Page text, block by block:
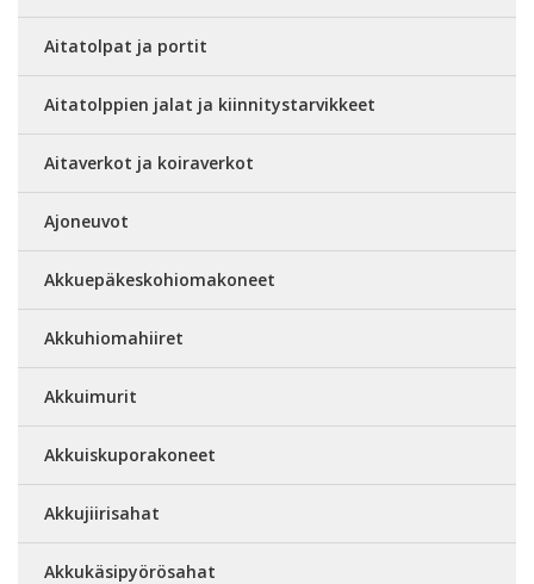
Aitatolpat ja portit
Aitatolppien jalat ja kiinnitystarvikkeet
Aitaverkot ja koiraverkot
Ajoneuvot
Akkuepäkeskohiomakoneet
Akkuhiomahiiret
Akkuimurit
Akkuiskuporakoneet
Akkujiirisahat
Akkukäsipyörösahat